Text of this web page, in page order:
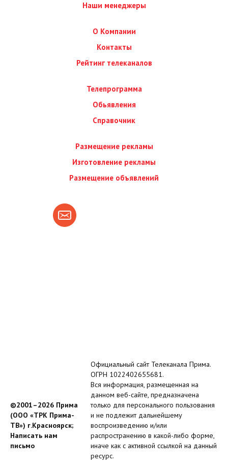
Наши менеджеры
О Компании
Контакты
Рейтинг телеканалов
Телепрограмма
Обьявления
Справочник
Размещение рекламы
Изготовление рекламы
Размещение объявлений
©2001–2026 Прима
(ООО «ТРК Прима-
ТВ») г.Красноярск;
Написать нам
письмо
Официальный сайт Телеканала Прима.
ОГРН 1022402655681.
Вся информация, размещенная на
данном веб-сайте, предназначена
только для персонального пользования
и не подлежит дальнейшему
воспроизведению и/или
распространению в какой-либо форме,
иначе как с активной ссылкой на данный
ресурс.